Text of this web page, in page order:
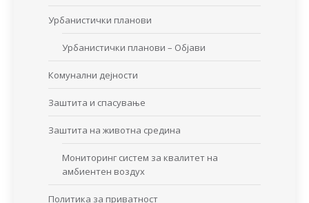
Урбанистички планови
Урбанистички планови – Објави
Комунални дејности
Заштита и спасување
Заштита на животна средина
Мониторинг систем за квалитет на
амбиентен воздух
Политика за приватност